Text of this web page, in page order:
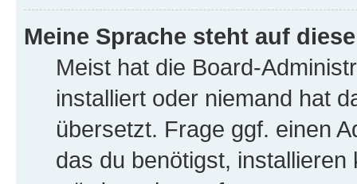
Meine Sprache steht auf
Meist hat die Board-
installiert oder niemand hat
übersetzt. Frage ggf. einen
das du benötigst,